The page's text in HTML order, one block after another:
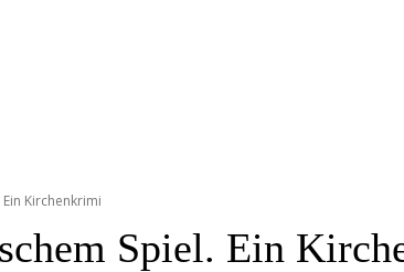
Kirchenkrimi
Spiel. Ein